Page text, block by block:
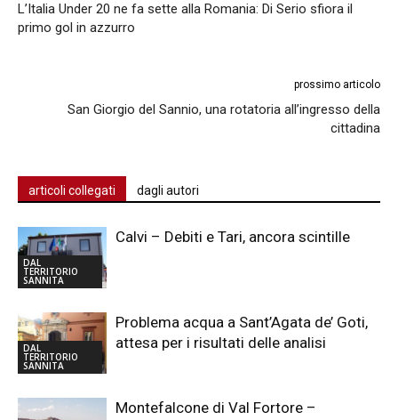
L’Italia Under 20 ne fa sette alla Romania: Di Serio sfiora il
primo gol in azzurro
prossimo articolo
San Giorgio del Sannio, una rotatoria all’ingresso della
cittadina
articoli collegati dagli autori
DAL
TERRITORIO
SANNITA
Calvi – Debiti e Tari, ancora scintille
DAL
TERRITORIO
SANNITA
Problema acqua a Sant’Agata de’ Goti,
attesa per i risultati delle analisi
Montefalcone di Val Fortore –